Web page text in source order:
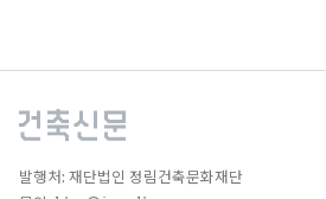
발행처: 재단법인 정림건축문화재단